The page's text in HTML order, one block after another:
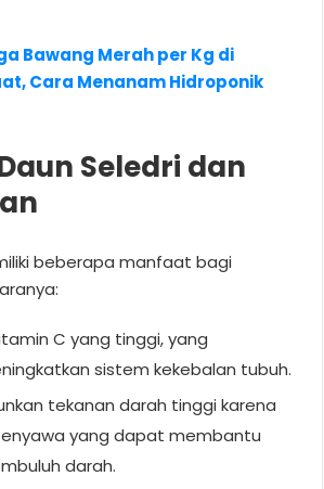
Bawang Merah per Kg di
Cara Menanam Hidroponik
Seledri dan
beberapa manfaat bagi
C yang tinggi, yang
sistem kekebalan tubuh.
tekanan darah tinggi karena
yang dapat membantu
darah.